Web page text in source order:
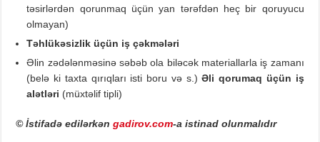
təsirlərdən qorunmaq üçün yan tərəfdən heç bir qoruyucu
olmayan)
Təhlükəsizlik üçün iş çəkmələri
Əlin zədələnməsinə səbəb ola biləcək materiallarla iş zamanı
(belə ki taxta qırıqları isti boru və s.)Əli qorumaq üçün iş
alətləri (müxtəlif tipli)
© İstifadə edilərkəngadirov.com-a istinad olunmalıdır